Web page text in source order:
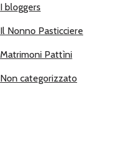
I bloggers
Il Nonno Pasticciere
Matrimoni Pattìni
Non categorizzato